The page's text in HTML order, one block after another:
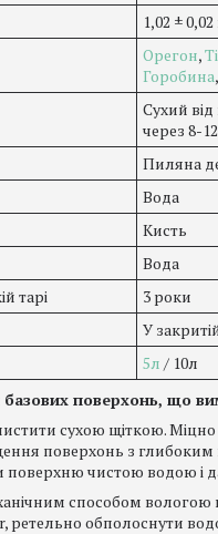
1,02 ±
Орегон,
Горобина,
Сухий
через 8-
Пиляна
Вода
Кисть
Вода
тарі
3 роки
У
5л / 10л
поверхонь, що
сухою щіткою.
поверхонь з глибоким
поверхню чистою водою і
способом
обполоснути